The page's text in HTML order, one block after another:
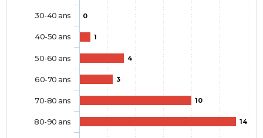
0
1
4
3
10
14
30-40 ans
40-50 ans
50-60 ans
60-70 ans
70-80 ans
80-90 ans